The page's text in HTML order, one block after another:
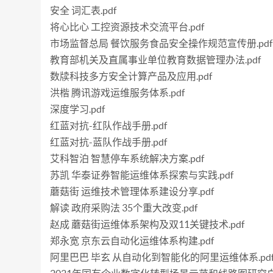
安全 词汇表.pdf
将心比心 工控资源技术交流平台.pdf
市场监督总局 餐饮服务食品安全操作规范宣传册.pdf
教育部机关及直属事业单位教育数据管理办法.pdf
数牍科技多方安全计算产品及应用.pdf
洪楷 腾讯游戏运维服务体系.pdf
深度学习.pdf
红蓝对抗-红队作战手册.pdf
红蓝对抗-蓝队作战手册.pdf
艾科智泊 智慧停车系统解决方案.pdf
苏凯 华泰证券智能运维体系探索与实践.pdf
蘑菇街 运维技术管理体系建设分享.pdf
解读 政府采购法 35个重大改变.pdf
赵成 蘑菇街运维体系架构及双11关键技术.pdf
郑永宽 京东云自动化运维体系构建.pdf
阿里巴巴 毕玄 从自动化到智能化的阿里运维体系